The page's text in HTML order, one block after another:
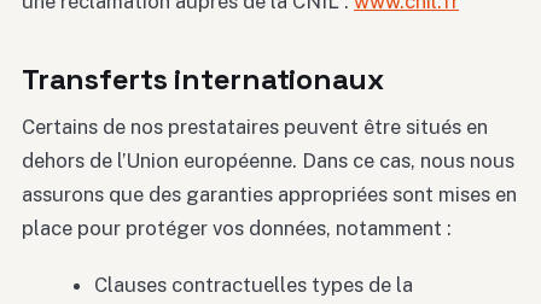
Transferts internationaux
Certains de nos prestataires peuvent être situés en
dehors de l’Union européenne. Dans ce cas, nous nous
assurons que des garanties appropriées sont mises en
place pour protéger vos données, notamment :
Clauses contractuelles types de la